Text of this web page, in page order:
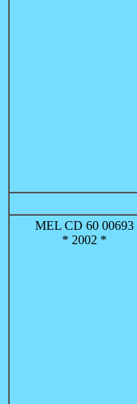
MEL CD 60 00693
* 2002 *